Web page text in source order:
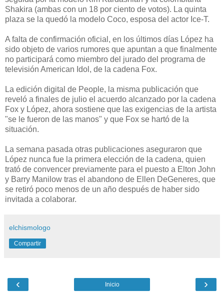
Shakira (ambas con un 18 por ciento de votos). La quinta
plaza se la quedó la modelo Coco, esposa del actor Ice-T.
A falta de confirmación oficial, en los últimos días López ha
sido objeto de varios rumores que apuntan a que finalmente
no participará como miembro del jurado del programa de
televisión American Idol, de la cadena Fox.
La edición digital de People, la misma publicación que
reveló a finales de julio el acuerdo alcanzado por la cadena
Fox y López, ahora sostiene que las exigencias de la artista
"se le fueron de las manos" y que Fox se hartó de la
situación.
La semana pasada otras publicaciones aseguraron que
López nunca fue la primera elección de la cadena, quien
trató de convencer previamente para el puesto a Elton John
y Barry Manilow tras el abandono de Ellen DeGeneres, que
se retiró poco menos de un año después de haber sido
invitada a colaborar.
elchismologo
Compartir
‹ ›
Inicio